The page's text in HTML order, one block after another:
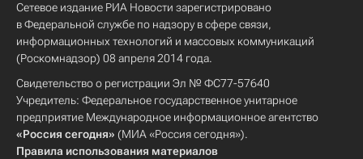
Сетевое издание РИА Новости зарегистрировано
в Федеральной службе по надзору в сфере связи,
информационных технологий и массовых коммуникаций
(Роскомнадзор) 08 апреля 2014 года.
Свидетельство о регистрации Эл № ФС77-57640
Учредитель: Федеральное государственное унитарное
предприятие Международное информационное агентство
«Россия сегодня» (МИА «Россия сегодня»).
Правила использования материалов